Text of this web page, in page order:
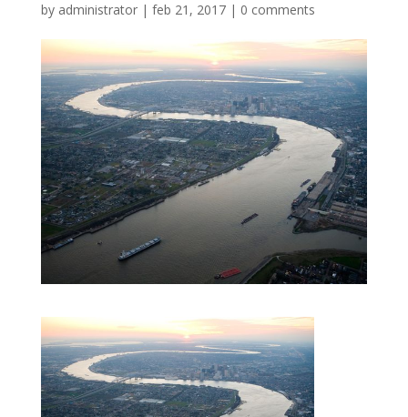
by administrator| feb 21, 2017| 0 comments